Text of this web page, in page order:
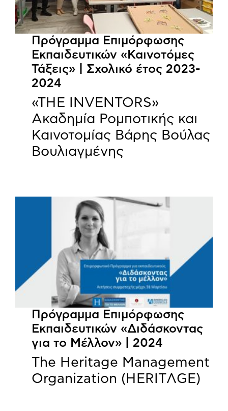
Πρόγραμμα Επιμόρφωσης
Εκπαιδευτικών «Καινοτόμες
Τάξεις» | Σχολικό έτος 2023-
2024
«THE INVENTORS»
Ακαδημία Ρομποτικής και
Καινοτομίας Βάρης Βούλας
Βουλιαγμένης
Πρόγραμμα Επιμόρφωσης
Εκπαιδευτικών «Διδάσκοντας
για το Μέλλον» | 2024
The Heritage Management
Organization (HERITΛGΕ)